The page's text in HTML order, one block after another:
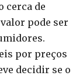
cerca de
pode ser
por preços
decidir se o